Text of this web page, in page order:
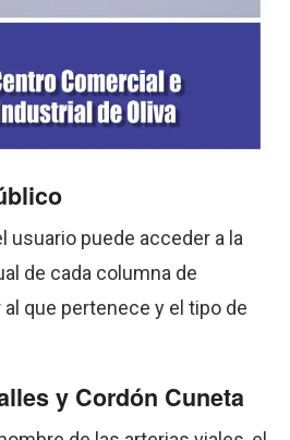
usuario puede acceder a la
de cada columna de
que pertenece y el tipo de
y Cordón Cuneta